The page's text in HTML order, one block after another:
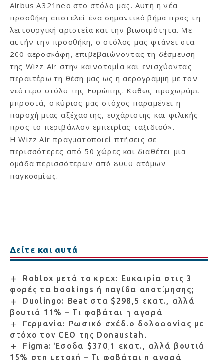
Airbus A321neo στο στόλο μας. Αυτή η νέα
προσθήκη αποτελεί ένα σημαντικό βήμα προς τη
λειτουργική αριστεία και την βιωσιμότητα. Με
αυτήν την προσθήκη, ο στόλος μας φτάνει στα
200 αεροσκάφη, επιβεβαιώνοντας τη δέσμευση
της Wizz Air στην καινοτομία και ενισχύοντας
περαιτέρω τη θέση μας ως η αερογραμμή με τον
νεότερο στόλο της Ευρώπης. Καθώς προχωράμε
μπροστά, ο κύριος μας στόχος παραμένει η
παροχή μιας αξέχαστης, ευχάριστης και φιλικής
προς το περιβάλλον εμπειρίας ταξιδιού».
Η Wizz Air πραγματοποιεί πτήσεις σε
περισσότερες από 50 χώρες και διαθέτει μια
ομάδα περισσότερων από 8000 ατόμων
παγκοσμίως.
Δείτε και αυτά
Roblox μετά το κραχ: Ευκαιρία στις 3
φορές τα bookings ή παγίδα αποτίμησης;
Duolingo: Beat στα $298,5 εκατ., αλλά
βουτιά 11% – Τι φοβάται η αγορά
Γερμανία: Ρωσικό σχέδιο δολοφονίας με
στόχο τον CEO της Donaustahl
Figma: Έσοδα $370,1 εκατ., αλλά βουτιά
15% στη μετοχή – Τι φοβάται η αγορά